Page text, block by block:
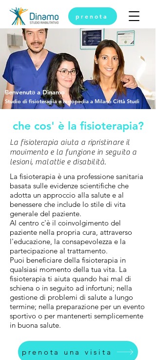
Benvenutǝ a Dinamo
Studio di fisioterapia e logopedia a Milano Città Studi
prenota
che cos' è la fisioterapia?
La fisioterapia aiuta a ripristinare il
movimento e la funzione in seguito a
lesioni, malattie e disabilità.
La fisioterapia è una professione sanitaria
basata sulle evidenze scientifiche che
adotta un approccio alla salute e al
benessere che include lo stile di vita
generale del paziente.
Al centro c'è il coinvolgimento del
paziente nella propria cura, attraverso
l'educazione, la consapevolezza e la
partecipazione al trattamento.
Puoi beneficiare della fisioterapia in
qualsiasi momento della tua vita. La
fisioterapia ti aiuta quando hai mal di
schiena o in seguito ad infortuni; nella
gestione di problemi di salute a lungo
termine; nella preparazione per un evento
sportivo o per mantenerti semplicemente
in buona salute.
prenota una visita